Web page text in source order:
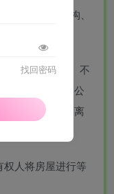
医疗美容机构、
尽量乘私家车、不
关停关闭高速公
皮封门等硬隔离
人将房屋进行等
找回密码